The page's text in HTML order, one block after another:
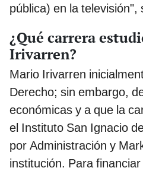
pública) en la televisión",
¿Qué carrera
Irivarren?
Mario Irivarren
Derecho; sin embargo,
económicas y a que la
el Instituto San Ignacio
por Administración y
institución. Para